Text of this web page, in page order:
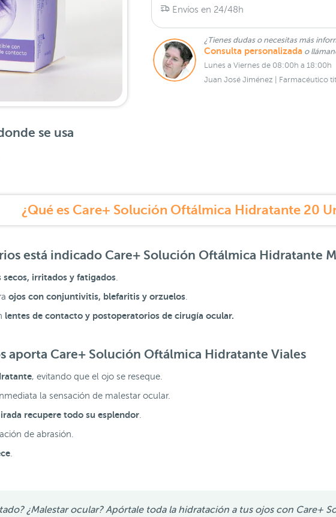
Envíos en 24/48h
¿Tienes dudas o necesitas más
Consulta personalizada o
Lunes a Viernes de 08:00h a 18:00h
Juan José Jiménez | Farmacéutico
se usa
¿Qué es Care+ Solución Oftálmica Hidratante 20
está indicado Care+ Solución Oftálmica Hidratante
secos, irritados y fatigados
ojos con conjuntivitis, blefaritis y orzuelos
lentes de contacto y postoperatorios de cirugía ocular.
aporta Care+ Solución Oftálmica Hidratante Viales
, evitando que el ojo se reseque.
la sensación de malestar ocular.
recupere todo su esplendor
de abrasión.
¿Malestar ocular? Apórtale toda la hidratación a tus ojos con Care+